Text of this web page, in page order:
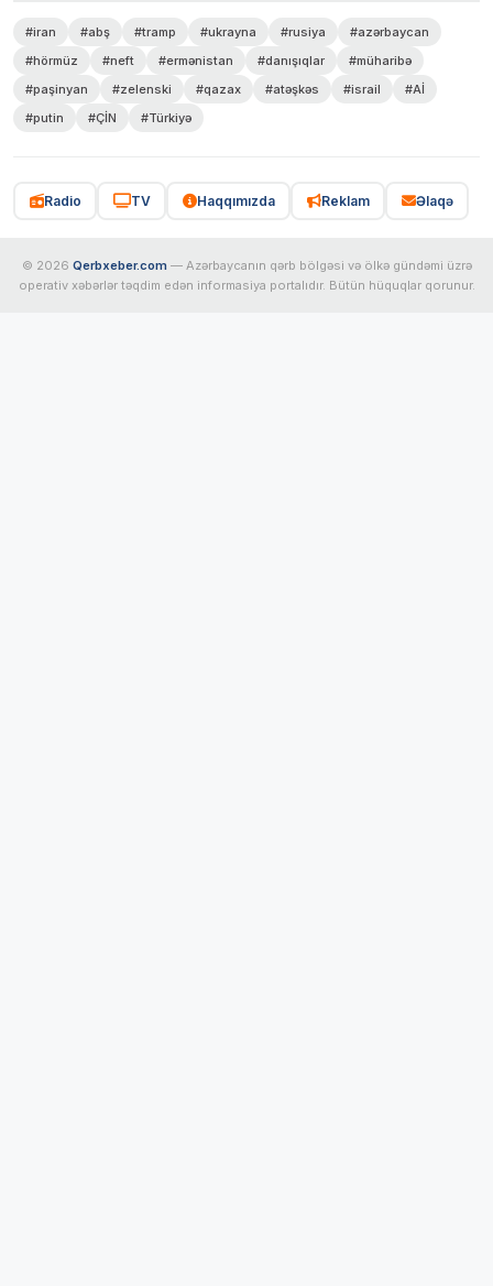
#iran #abş #tramp #ukrayna #rusiya
#azərbaycan
#hörmüz
#neft #ermənistan #danışıqlar
#müharibə
#paşinyan
#zelenski #qazax #atəşkəs #israil
#Aİ
#putin
#ÇİN #Türkiyə
Radio TV Haqqımızda Reklam Əlaqə
© 2026 Qerbxeber.com — Azərbaycanın qərb bölgəsi və ölkə gündəmi üzrə
operativ xəbərlər təqdim edən informasiya portalıdır. Bütün hüquqlar qorunur.